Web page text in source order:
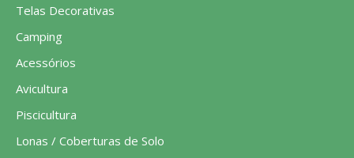
Telas Decorativas
Camping
Acessórios
Avicultura
Piscicultura
Lonas / Coberturas de Solo